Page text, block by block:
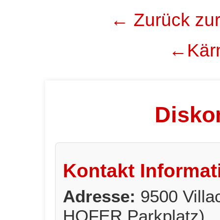
← Zurück
Kontakt
Adresse: 9500
HOFER Parkplatz)